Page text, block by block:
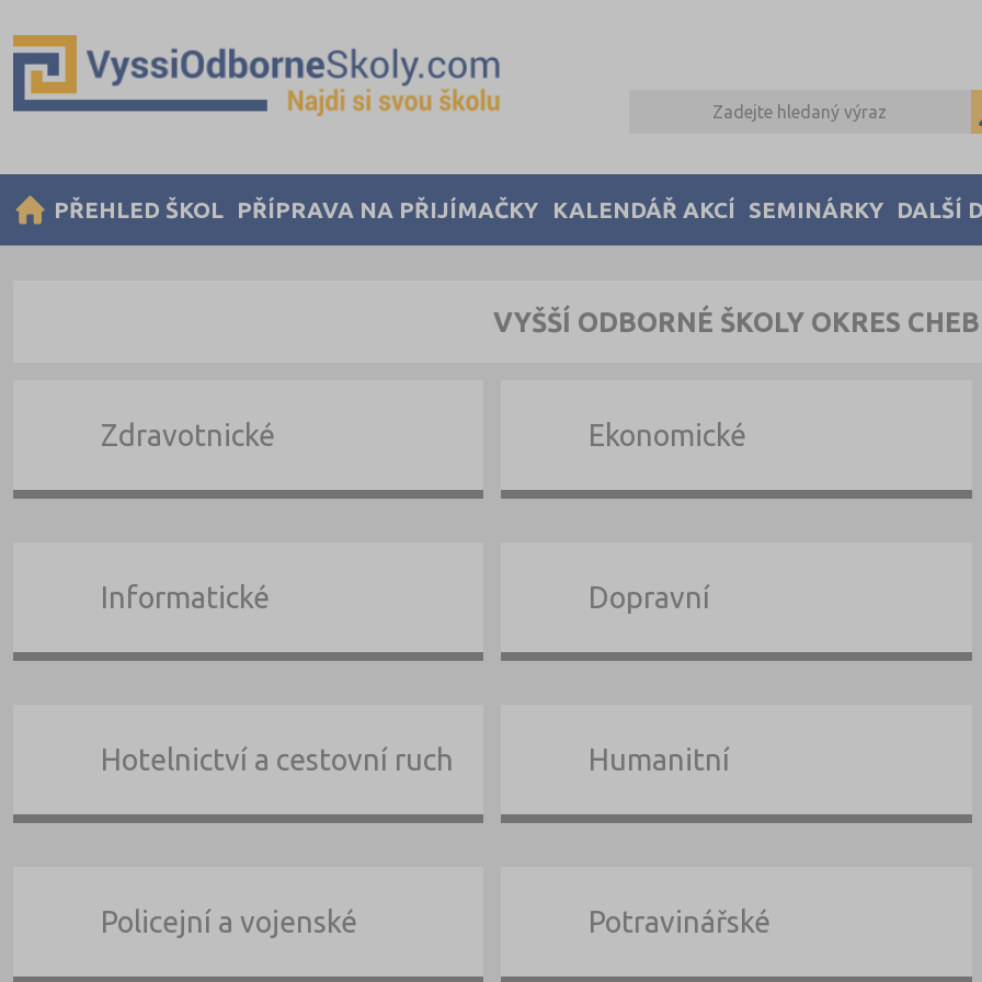
PŘEHLED ŠKOL PŘÍPRAVA NA PŘIJÍMAČKY KALENDÁŘ AKCÍ SEMINÁRKY DALŠÍ
VYŠŠÍ ODBORNÉ ŠKOLY OKRES CHEB
Zdravotnické Ekonomické
Informatické Dopravní
Hotelnictví a cestovní ruch Humanitní
Policejní a vojenské Potravinářské